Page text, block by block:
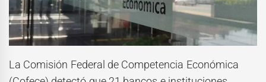
La Comisión Federal de Competencia Económica